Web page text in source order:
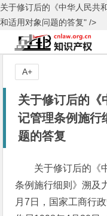
关于修订后的《中华人民共
和适用对象问题的答复" />
关于修订后的《
记管理条例施行
题的答复
关于修订后的《
条例施行细则》溯及
月7日，国家工商行
A+